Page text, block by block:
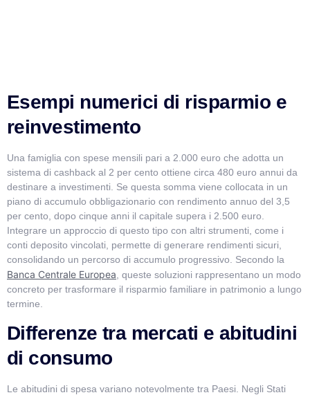
Esempi numerici di risparmio e
reinvestimento
Una famiglia con spese mensili pari a 2.000 euro che adotta un
sistema di cashback al 2 per cento ottiene circa 480 euro annui da
destinare a investimenti. Se questa somma viene collocata in un
piano di accumulo obbligazionario con rendimento annuo del 3,5
per cento, dopo cinque anni il capitale supera i 2.500 euro.
Integrare un approccio di questo tipo con altri strumenti, come i
conti deposito vincolati, permette di generare rendimenti sicuri,
consolidando un percorso di accumulo progressivo. Secondo la
Banca Centrale Europea , queste soluzioni rappresentano un modo
concreto per trasformare il risparmio familiare in patrimonio a lungo
termine.
Differenze tra mercati e abitudini
di consumo
Le abitudini di spesa variano notevolmente tra Paesi. Negli Stati